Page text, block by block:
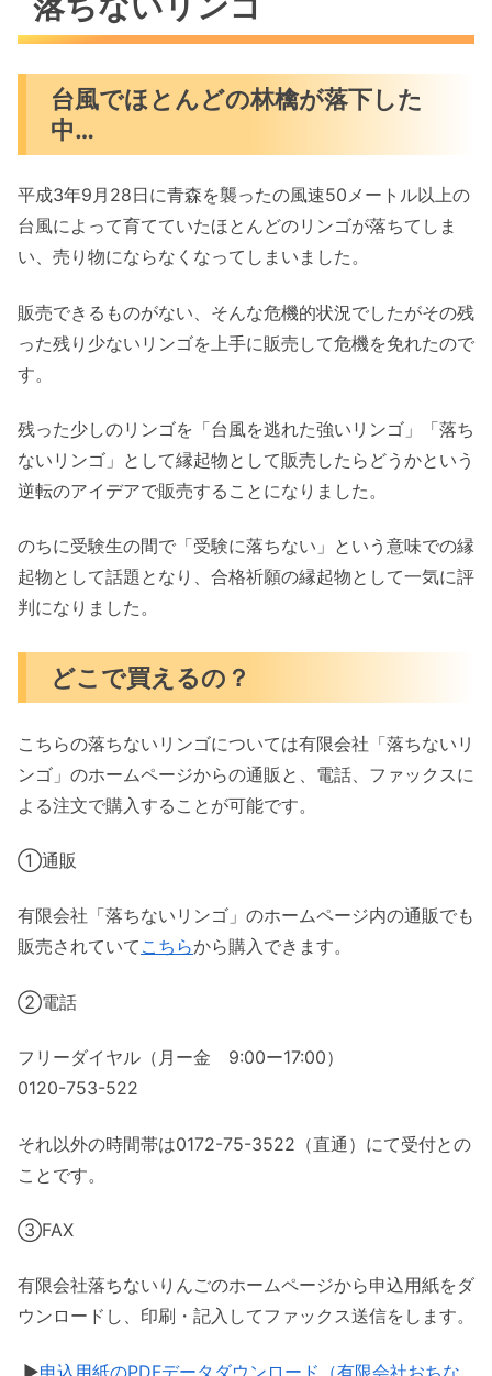
台風でほとんどの林檎が落下した
中…
平成3年9月28日に青森を襲ったの風速50メートル以上の
台風によって育てていたほとんどのリンゴが落ちてしま
い、売り物にならなくなってしまいました。
販売できるものがない、そんな危機的状況でしたがその残
った残り少ないリンゴを上手に販売して危機を免れたので
す。
残った少しのリンゴを「台風を逃れた強いリンゴ」「落ち
ないリンゴ」として縁起物として販売したらどうかという
逆転のアイデアで販売することになりました。
のちに受験生の間で「受験に落ちない」という意味での縁
起物として話題となり、合格祈願の縁起物として一気に評
判になりました。
どこで買えるの？
こちらの落ちないリンゴについては有限会社「落ちないリ
ンゴ」のホームページからの通販と、電話、ファックスに
よる注文で購入することが可能です。
①通販
有限会社「落ちないリンゴ」のホームページ内の通販でも
販売されていて こちらから購入できます。
②電話
フリーダイヤル（月ー金 9:00ー17:00）
0120-753-522
それ以外の時間帯は0172-75-3522（直通）にて受付との
ことです。
③FAX
有限会社落ちないりんごのホームページから申込用紙をダ
ウンロードし、印刷・記入してファックス送信をします。
▶︎申込用紙のPDFデータダウンロード（有限会社おちな